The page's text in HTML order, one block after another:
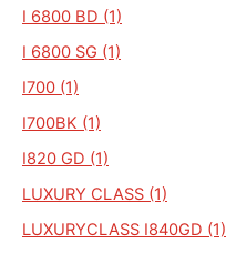
I 6800 BD (1)
I 6800 SG (1)
I700 (1)
I700BK (1)
I820 GD (1)
LUXURY CLASS (1)
LUXURYCLASS I840GD (1)